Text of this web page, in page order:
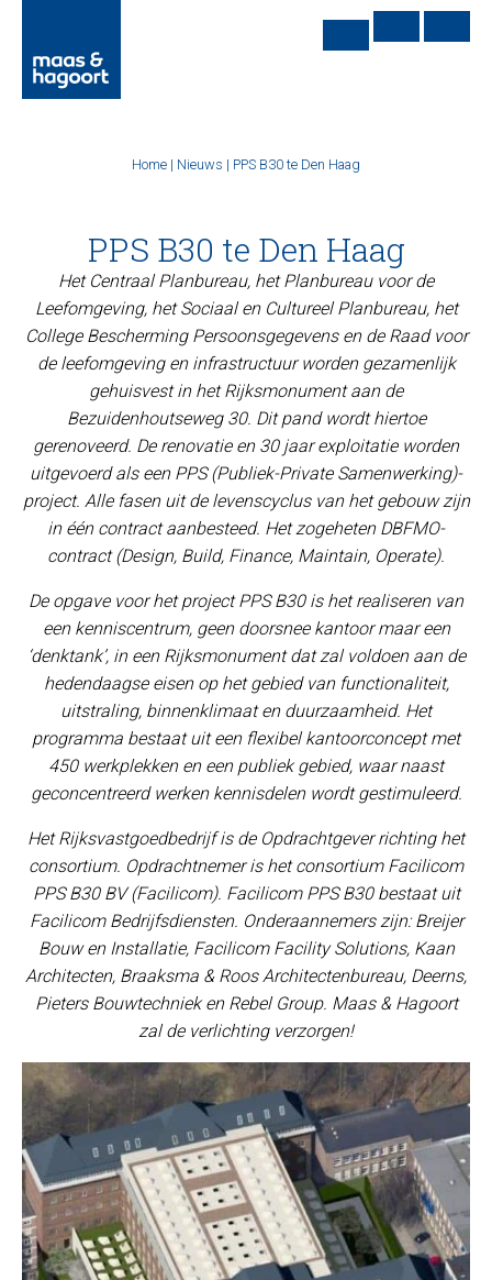
Home | Nieuws | PPS B30 te Den Haag
PPS B30 te Den Haag
Het Centraal Planbureau, het Planbureau voor de
Leefomgeving, het Sociaal en Cultureel Planbureau, het
College Bescherming Persoonsgegevens en de Raad voor
de leefomgeving en infrastructuur worden gezamenlijk
gehuisvest in het Rijksmonument aan de
Bezuidenhoutseweg 30. Dit pand wordt hiertoe
gerenoveerd. De renovatie en 30 jaar exploitatie worden
uitgevoerd als een PPS (Publiek-Private Samenwerking)-
project. Alle fasen uit de levenscyclus van het gebouw zijn
in één contract aanbesteed. Het zogeheten DBFMO-
contract (Design, Build, Finance, Maintain, Operate).
De opgave voor het project PPS B30 is het realiseren van
een kenniscentrum, geen doorsnee kantoor maar een
‘denktank’, in een Rijksmonument dat zal voldoen aan de
hedendaagse eisen op het gebied van functionaliteit,
uitstraling, binnenklimaat en duurzaamheid. Het
programma bestaat uit een flexibel kantoorconcept met
450 werkplekken en een publiek gebied, waar naast
geconcentreerd werken kennisdelen wordt gestimuleerd.
Het Rijksvastgoedbedrijf is de Opdrachtgever richting het
consortium. Opdrachtnemer is het consortium Facilicom
PPS B30 BV (Facilicom). Facilicom PPS B30 bestaat uit
Facilicom Bedrijfsdiensten. Onderaannemers zijn: Breijer
Bouw en Installatie, Facilicom Facility Solutions, Kaan
Architecten, Braaksma & Roos Architectenbureau, Deerns,
Pieters Bouwtechniek en Rebel Group. Maas & Hagoort
zal de verlichting verzorgen!